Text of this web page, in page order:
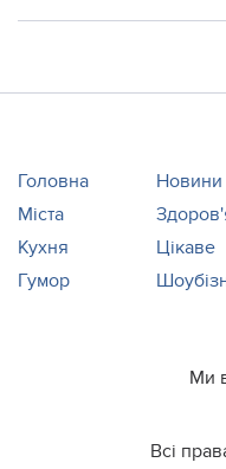
Головна
Новини
Міста
Кухня
Цікаве
Гумор
Ми
Всі